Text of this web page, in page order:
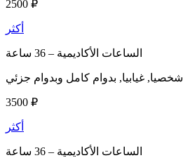
2500 ₽
أكثر
الساعات الأكاديمية –
شخصيا, غيابيا, بدوام كامل وبدوام جزئي
3500 ₽
أكثر
الساعات الأكاديمية –